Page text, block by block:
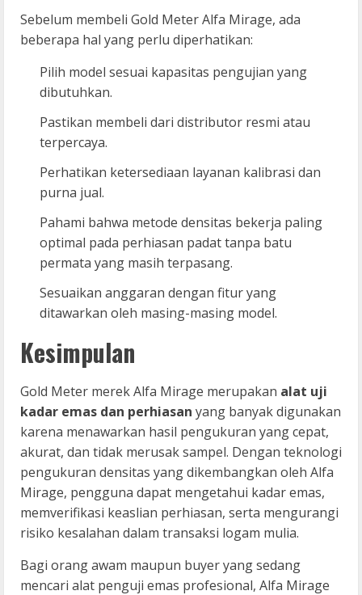
Sebelum membeli Gold Meter Alfa Mirage, ada
beberapa hal yang perlu diperhatikan:
Pilih model sesuai kapasitas pengujian yang
dibutuhkan.
Pastikan membeli dari distributor resmi atau
terpercaya.
Perhatikan ketersediaan layanan kalibrasi dan
purna jual.
Pahami bahwa metode densitas bekerja paling
optimal pada perhiasan padat tanpa batu
permata yang masih terpasang.
Sesuaikan anggaran dengan fitur yang
ditawarkan oleh masing-masing model.
Kesimpulan
Gold Meter merek Alfa Mirage merupakan alat uji
kadar emas dan perhiasan yang banyak digunakan
karena menawarkan hasil pengukuran yang cepat,
akurat, dan tidak merusak sampel. Dengan teknologi
pengukuran densitas yang dikembangkan oleh Alfa
Mirage, pengguna dapat mengetahui kadar emas,
memverifikasi keaslian perhiasan, serta mengurangi
risiko kesalahan dalam transaksi logam mulia.
Bagi orang awam maupun buyer yang sedang
mencari alat penguji emas profesional, Alfa Mirage